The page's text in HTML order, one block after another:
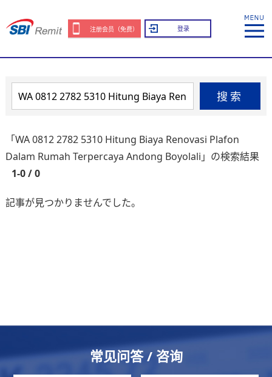
注册会员（免费） 登录
搜索
「WA 0812 2782 5310 Hitung Biaya Renovasi Plafon
Dalam Rumah Terpercaya Andong Boyolali」の検索結果
1-0 / 0
記事が見つかりませんでした。
常见问答 / 咨询